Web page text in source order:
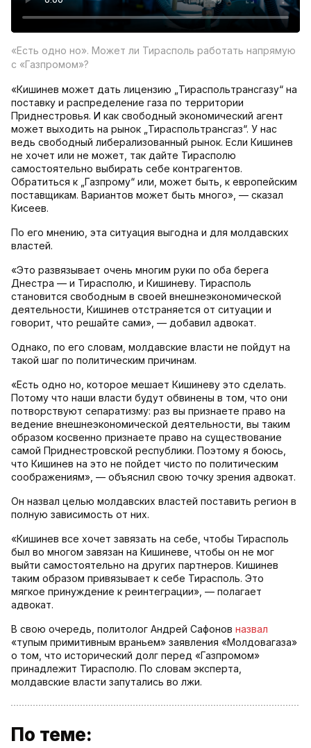
«Есть одно но». Может ли Тирасполь работать напрямую
с «Газпромом»?
«Кишинев может дать лицензию „Тираспольтрансгазу“ на
поставку и распределение газа по территории
Приднестровья. И как свободный экономический агент
может выходить на рынок „Тираспольтрансгаз“. У нас
ведь свободный либерализованный рынок. Если Кишинев
не хочет или не может, так дайте Тирасполю
самостоятельно выбирать себе контрагентов.
Обратиться к „Газпрому“ или, может быть, к европейским
поставщикам. Вариантов может быть много», — сказал
Кисеев.
По его мнению, эта ситуация выгодна и для молдавских
властей.
«Это развязывает очень многим руки по оба берега
Днестра — и Тирасполю, и Кишиневу. Тирасполь
становится свободным в своей внешнеэкономической
деятельности, Кишинев отстраняется от ситуации и
говорит, что решайте сами», — добавил адвокат.
Однако, по его словам, молдавские власти не пойдут на
такой шаг по политическим причинам.
«Есть одно но, которое мешает Кишиневу это сделать.
Потому что наши власти будут обвинены в том, что они
потворствуют сепаратизму: раз вы признаете право на
ведение внешнеэкономической деятельности, вы таким
образом косвенно признаете право на существование
самой Приднестровской республики. Поэтому я боюсь,
что Кишинев на это не пойдет чисто по политическим
соображениям», — объяснил свою точку зрения адвокат.
Он назвал целью молдавских властей поставить регион в
полную зависимость от них.
«Кишинев все хочет завязать на себе, чтобы Тирасполь
был во многом завязан на Кишиневе, чтобы он не мог
выйти самостоятельно на других партнеров. Кишинев
таким образом привязывает к себе Тирасполь. Это
мягкое принуждение к реинтеграции», — полагает
адвокат.
В свою очередь, политолог Андрей Сафонов назвал
«тупым примитивным враньем» заявления «Молдовагаза»
о том, что исторический долг перед «Газпромом»
принадлежит Тирасполю. По словам эксперта,
молдавские власти запутались во лжи.
По теме: